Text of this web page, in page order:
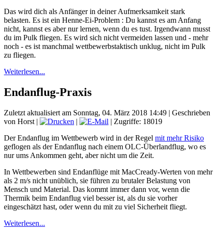
Das wird dich als Anfänger in deiner Aufmerksamkeit stark
belasten. Es ist ein Henne-Ei-Problem : Du kannst es am Anfang
nicht, kannst es aber nur lernen, wenn du es tust. Irgendwann musst
du im Pulk fliegen. Es wird sich nicht vermeiden lassen und - mehr
noch - es ist manchmal wettbewerbstaktisch unklug, nicht im Pulk
zu fliegen.
Weiterlesen...
Endanflug-Praxis
Zuletzt aktualisiert am Sonntag, 04. März 2018 14:49 | Geschrieben
von Horst | |
| Zugriffe: 18019
Der Endanflug im Wettbewerb wird in der Regel mit mehr Risiko
geflogen als der Endanflug nach einem OLC-Überlandflug, wo es
nur ums Ankommen geht, aber nicht um die Zeit.
In Wettbewerben sind Endanflüge mit MacCready-Werten von mehr
als 2 m/s nicht unüblich, sie führen zu brutaler Belastung von
Mensch und Material. Das kommt immer dann vor, wenn die
Thermik beim Endanflug viel besser ist, als du sie vorher
eingeschätzt hast, oder wenn du mit zu viel Sicherheit fliegt.
Weiterlesen...